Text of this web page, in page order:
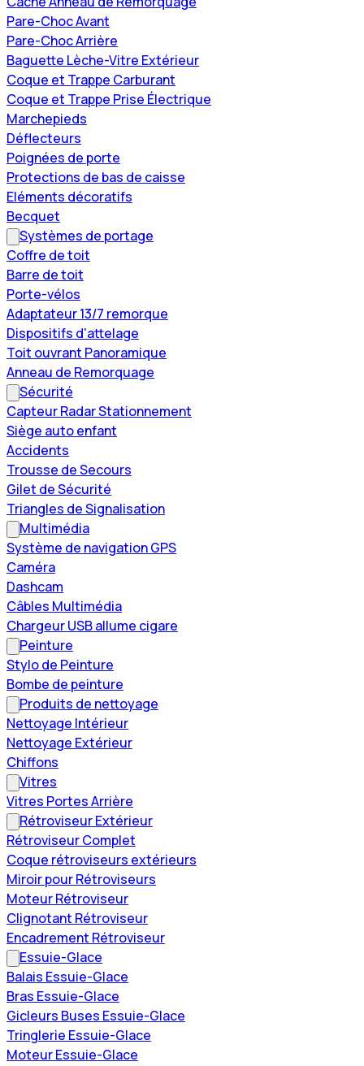
Pare-Choc Avant
Pare-Choc Arrière
Baguette Lèche-Vitre Extérieur
Coque et Trappe Carburant
Coque et Trappe Prise Électrique
Marchepieds
Déflecteurs
Poignées de porte
Protections de bas de caisse
Eléments décoratifs
Becquet
Systèmes de portage
Coffre de toit
Barre de toit
Porte-vélos
Adaptateur 13/7 remorque
Dispositifs d'attelage
Toit ouvrant Panoramique
Anneau de Remorquage
Sécurité
Capteur Radar Stationnement
Siège auto enfant
Accidents
Trousse de Secours
Gilet de Sécurité
Triangles de Signalisation
Multimédia
Système de navigation GPS
Caméra
Dashcam
Câbles Multimédia
Chargeur USB allume cigare
Peinture
Stylo de Peinture
Bombe de peinture
Produits de nettoyage
Nettoyage Intérieur
Nettoyage Extérieur
Chiffons
Vitres
Vitres Portes Arrière
Rétroviseur Extérieur
Rétroviseur Complet
Coque rétroviseurs extérieurs
Miroir pour Rétroviseurs
Moteur Rétroviseur
Clignotant Rétroviseur
Encadrement Rétroviseur
Essuie-Glace
Balais Essuie-Glace
Bras Essuie-Glace
Gicleurs Buses Essuie-Glace
Tringlerie Essuie-Glace
Moteur Essuie-Glace